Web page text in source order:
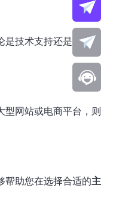
技术支持还是售后服
型网站或电商平台，则
帮助您在选择合适的主